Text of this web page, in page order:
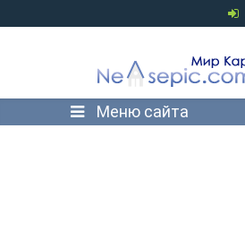
Меню сайта